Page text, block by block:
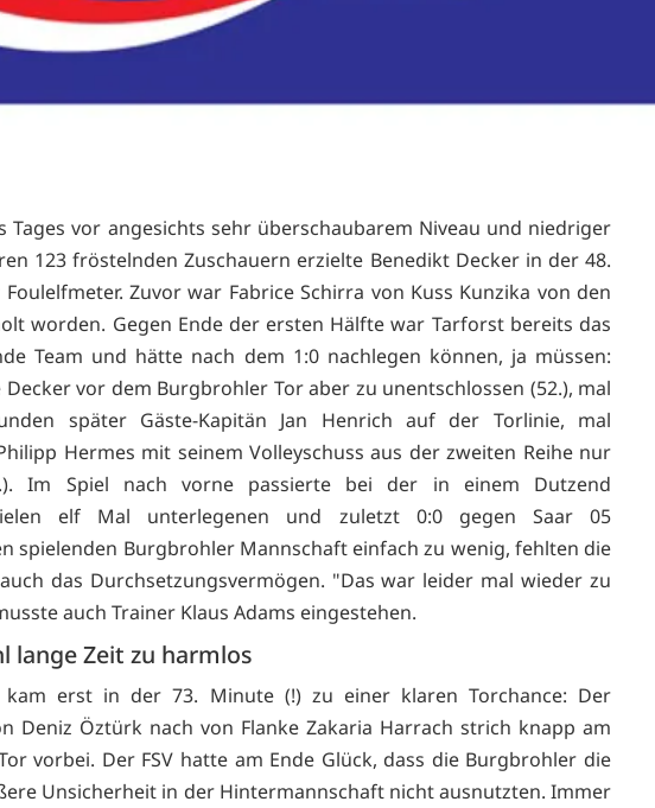
Tages vor angesichts sehr überschaubarem Niveau und niedriger
123 fröstelnden Zuschauern erzielte Benedikt Decker in der 48.
Zuvor war Fabrice Schirra von Kuss Kunzika von den
worden. Gegen Ende der ersten Hälfte war Tarforst bereits das
Team und hätte nach dem 1:0 nachlegen können, ja müssen:
vor dem Burgbrohler Tor aber zu unentschlossen (52.), mal
später Gäste-Kapitän Jan Henrich auf der Torlinie, mal
Hermes mit seinem Volleyschuss aus der zweiten Reihe nur
Im Spiel nach vorne passierte bei der in einem Dutzend
elf Mal unterlegenen und zuletzt 0:0 gegen Saar 05
spielenden Burgbrohler Mannschaft einfach zu wenig, fehlten die
das Durchsetzungsvermögen. "Das war leider mal wieder zu
auch Trainer Klaus Adams eingestehen.
lange Zeit zu harmlos
kam erst in der 73. Minute (!) zu einer klaren Torchance: Der
Deniz Öztürk nach von Flanke Zakaria Harrach strich knapp am
vorbei. Der FSV hatte am Ende Glück, dass die Burgbrohler die
Unsicherheit in der Hintermannschaft nicht ausnutzten. Immer